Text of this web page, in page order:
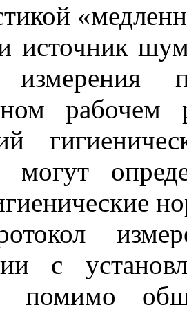
источник
измерения
могут
с
помимо